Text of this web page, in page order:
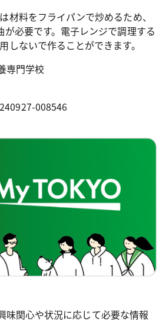
材料をフライパンで炒めるため、
が必要です。電子レンジで調理する
しないで作ることができます。
専門学校
008546
味関心や状況に応じて必要な情報